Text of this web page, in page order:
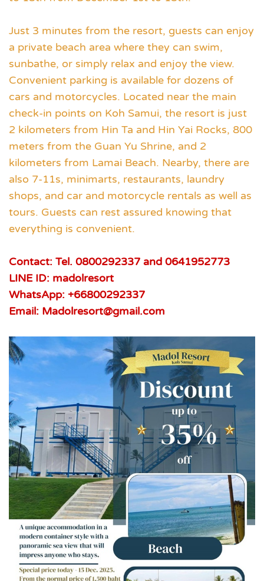
Just 3 minutes from the resort, guests can enjoy
a private beach area where they can swim,
sunbathe, or simply relax and enjoy the view.
Convenient parking is available for dozens of
cars and motorcycles. Located near the main
check-in points on Koh Samui, the resort is just
2 kilometers from Hin Ta and Hin Yai Rocks, 800
meters from the Guan Yu Shrine, and 2
kilometers from Lamai Beach. Nearby, there are
also 7-11s, minimarts, restaurants, laundry
shops, and car and motorcycle rentals as well as
tours. Guests can rest assured knowing that
everything is convenient.
Contact: Tel. 0800292337 and 0641952773
LINE ID: madolresort
WhatsApp: +66800292337
Email: Madolresort@gmail.com